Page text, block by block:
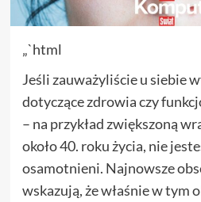
„`html
Jeśli zauważyliście u siebie
dotyczące zdrowia czy
– na przykład zwiększoną
około 40. roku życia, nie
osamotnieni. Najnowsze
wskazują, że właśnie w tym